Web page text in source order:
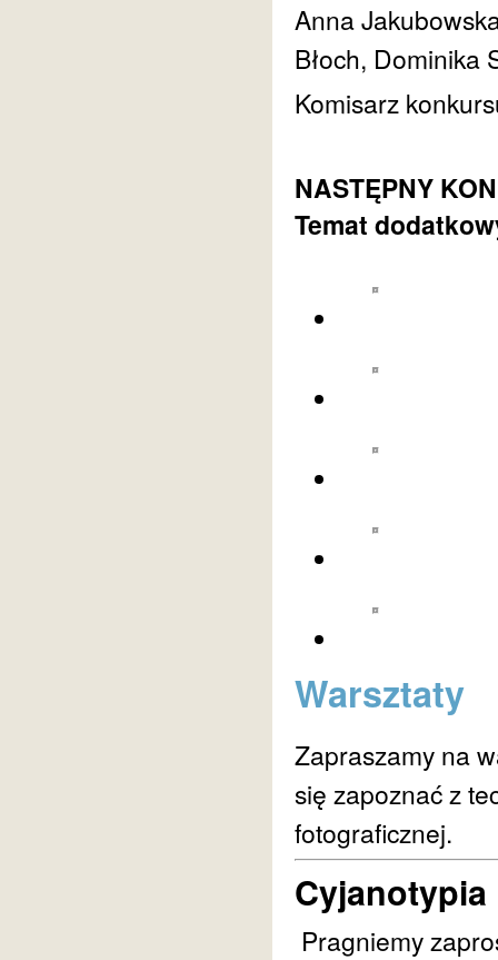
Anna
Błoch, Dominika
Komisarz
NASTĘPNY
Temat
Warsztaty
Zapraszamy na
się zapoznać z
fotograficznej.
Cyjanotypia
Pragniemy